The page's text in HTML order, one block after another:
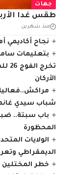
جهات
طقس غدا
منذ شهرين
نجاح أكاديمي
بتعليمات
الأركان
شباب سيدي
المحظورة
الولايات
الديمقراطي
خطر المختلين